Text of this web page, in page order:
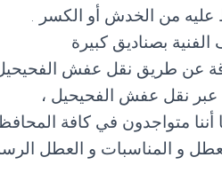
عليه من الخدش أو الكسر .
بصناديق كبيرة
عن طريق نقل عفش
عبر نقل عفش الفحيحيل ،
و المناسبات و العطل